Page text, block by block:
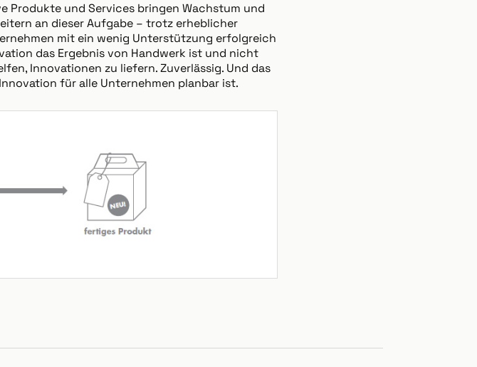
Produkte und Services bringen Wachstum und
an dieser Aufgabe – trotz erheblicher
mit ein wenig Unterstützung erfolgreich
das Ergebnis von Handwerk ist und nicht
Innovationen zu liefern. Zuverlässig. Und das
für alle Unternehmen planbar ist.